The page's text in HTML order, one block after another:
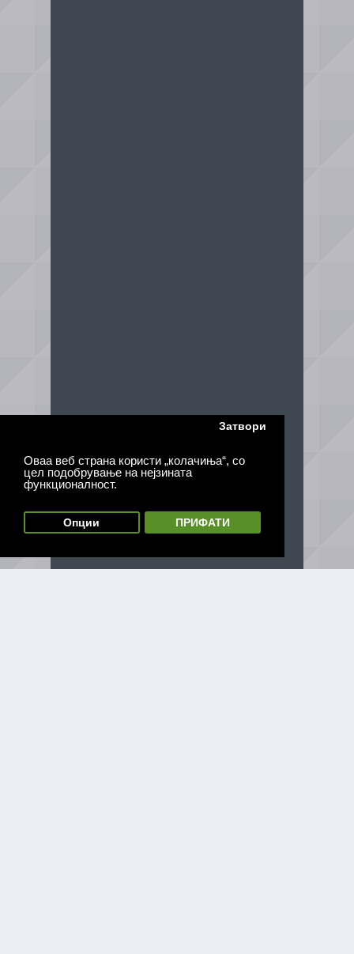
Оваа веб страна користи „колачиња“, со
цел подобрување на нејзината
функционалност.
Затвори
Опции ПРИФАТИ